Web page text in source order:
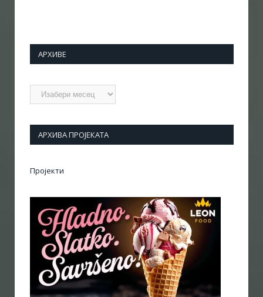
АРХИВЕ
Архиве
АРХИВА ПРОЈЕКАТА
Пројекти